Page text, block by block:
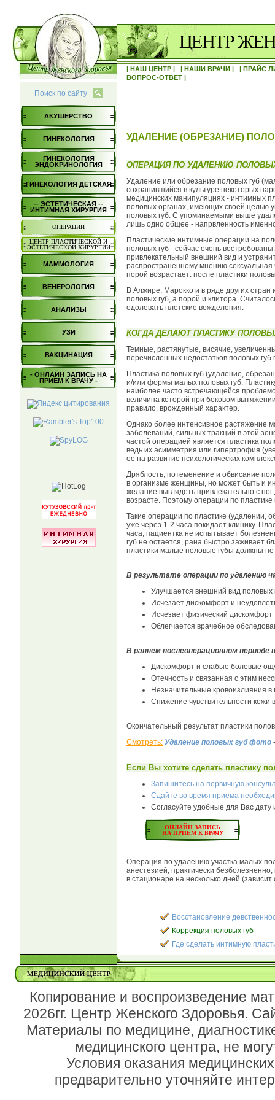
| НАШ ЦЕНТР | | НАШИ ВРАЧИ |
| ПРАЙС
ВОПРОС-ОТВЕТ |
Поиск по сайту
АКУШЕРСТВО
ГИНЕКОЛОГИЯ
ГИНЕКОЛОГИЯ
ЭНДОКРИНОЛОГИЯ
ГИНЕКОЛОГИЯ ДЕТСКАЯ
-- ЭСТЕТИЧЕСКАЯ --
ИНТИМНАЯ ХИРУРГИЯ
ОПЕРАЦИИ
ЦЕНТР ПЛАСТИЧЕСКОЙ И
ЭСТЕТИЧЕСКОЙ ХИРУРГИИ
МАММОЛОГИЯ
ВЕНЕРОЛОГИЯ
АНАЛИЗЫ
УЗИ
ВАКЦИНАЦИЯ
- ОНЛАЙН ЗАПИСЬ НА
ПРИЕМ К ВРАЧУ -
УДАЛЕНИЕ (ОБРЕЗАНИЕ)
ОПЕРАЦИЯ ПО УДАЛЕНИЮ
Удаление или обрезание половых губ
сохранившийся в культуре некоторых
медицинских манипуляциях - интимных
половых органах, имеющих своей
половых губ. С упоминаемыми выше
лишь одно общее - напрвленность
Пластические интимные операции на
половых губ - сейчас очень
привлекательный внешний вид и
распространенному мнению сексуальная
порой возрастает: после пластики
В Алжире, Марокко и в ряде других
половых губ, а порой и клитора.
одолевать плотские вожделения.
КОГДА ДЕЛАЮТ ПЛАСТИКУ
Темные, растянутые, висячие,
перечисленных недостатков половых
Пластика половых губ (удаление,
и/или формы малых половых губ.
наиболее часто встречающейся
величина которой при боковом
правило, врожденный характер.
Однако более интенсивное растяжение
заболеваний, сильных тракций в этой
частой операцией является пластика
ведь их асимметрия или гипертрофия
ее на развитие психологических
Дряблость, потеменение и обвисание
в организме женщины, но может быть и
желание выглядеть привлекательно с
возрасте. Поэтому операции по
Такие операции по пластике (удалении,
уже через 1-2 часа покидает клинику.
часа, пациентка не испытывает
губ не остается, рана быстро заживает
пластики малые половые губы должны не
В результате операции по удалению
Улучшается внешний вид половых
Исчезает дискомфорт и
Исчезает физический дискомфорт
Облегчается врачебное
В раннем послеоперационном периоде
Дискомфорт и слабые болевые
Отечность и связанная с этим
Незначительные кровоизлияния
Снижение чувствительности кожи
Окончательный результат пластики
Смотреть: Удаление половых губ фото
Если Вы хотите сделать пластику
Запишитесь на первичную
Сдайте во время приема
Согласуйте удобные для Вас
ОНЛАЙН ЗАПИСЬ
НА ПРИЕМ К ВРАЧУ
Операция по удалению участка малых
анестезией, практически
в стационаре на несколько дней
Восстановление
Коррекция половых губ
Где сделать интимную
Копирование и воспроизведение
2026гг. Центр Женского Здоровья.
Материалы по медицине,
медицинского центра, не
Условия оказания
предварительно уточняйте